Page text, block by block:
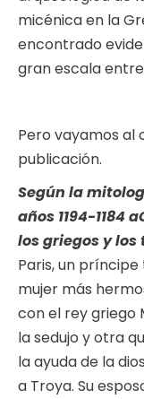
micénica en la
encontrado
gran escala
Pero vayamos al
publicación.
Según la
años 1194-1184
los griegos y los
Paris, un
mujer más
con el rey griego
la sedujo y otra
la ayuda de la
a Troya. Su